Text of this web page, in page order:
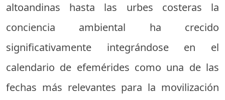
altoandinas hasta las urbes costeras la
conciencia ambiental ha crecido
significativamente integrándose en el
calendario de efemérides como una de las
fechas más relevantes para la movilización